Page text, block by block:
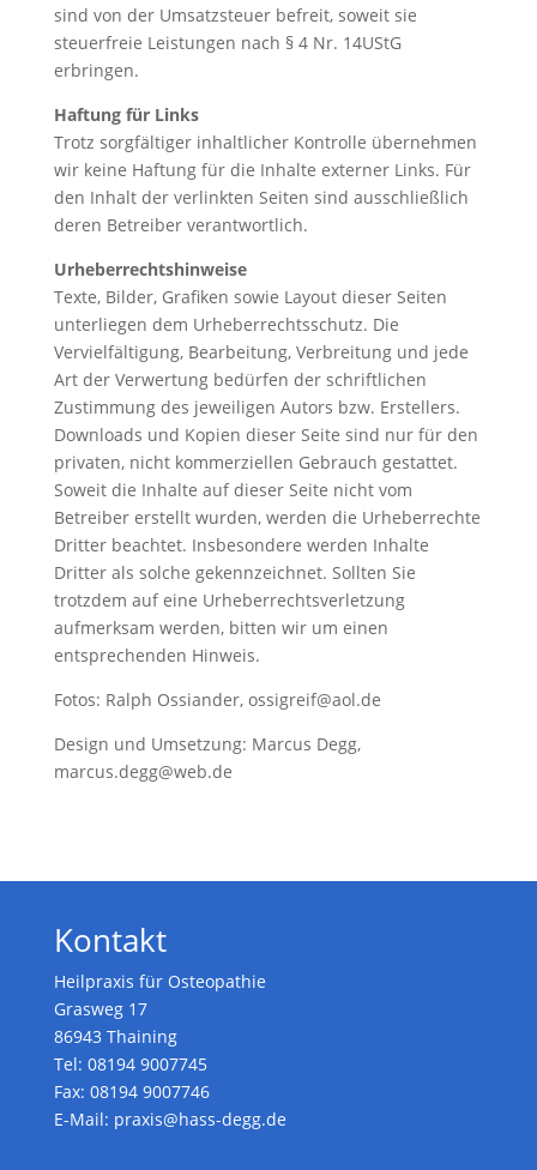
sind von der Umsatzsteuer befreit, soweit sie
steuerfreie Leistungen nach § 4 Nr. 14UStG
erbringen.
Haftung für Links
Trotz sorgfältiger inhaltlicher Kontrolle übernehmen
wir keine Haftung für die Inhalte externer Links. Für
den Inhalt der verlinkten Seiten sind ausschließlich
deren Betreiber verantwortlich.
Urheberrechtshinweise
Texte, Bilder, Grafiken sowie Layout dieser Seiten
unterliegen dem Urheberrechtsschutz. Die
Vervielfältigung, Bearbeitung, Verbreitung und jede
Art der Verwertung bedürfen der schriftlichen
Zustimmung des jeweiligen Autors bzw. Erstellers.
Downloads und Kopien dieser Seite sind nur für den
privaten, nicht kommerziellen Gebrauch gestattet.
Soweit die Inhalte auf dieser Seite nicht vom
Betreiber erstellt wurden, werden die Urheberrechte
Dritter beachtet. Insbesondere werden Inhalte
Dritter als solche gekennzeichnet. Sollten Sie
trotzdem auf eine Urheberrechtsverletzung
aufmerksam werden, bitten wir um einen
entsprechenden Hinweis.
Fotos: Ralph Ossiander, ossigreif@aol.de
Design und Umsetzung: Marcus Degg,
marcus.degg@web.de
Kontakt
Heilpraxis für Osteopathie
Grasweg 17
86943 Thaining
Tel: 08194 9007745
Fax: 08194 9007746
E-Mail: praxis@hass-degg.de